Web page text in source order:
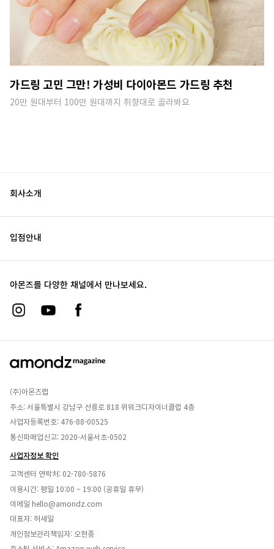
가드링 고민 그만! 가성비 다이아몬드 가드링 추천
20만 원대부터 100만 원대까지 취향대로 골라봐요
회사소개
입점안내
아몬즈를 다양한 채널에서 만나보세요.
(주)아몬즈랩
주소: 서울특별시 강남구 선릉로 818 위워크디자이너클럽 4층
사업자등록번호: 476-88-00525
통신파매업신고: 2020-서울서초-0502
사업자정보 확인
고객센터 연락처: 02-780-5876
이용시간: 평일 10:00 ~ 19:00 (공휴일 휴무)
이메일 hello@amondz.com
대표자: 허세일
개인정보관리책임자: 오현종